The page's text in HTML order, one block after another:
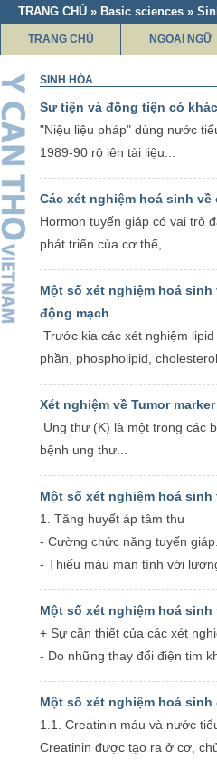
TRANG CHỦ » Basic sciences »
TRANG CHỦ NGOẠI NGỮ
SINH HÓA
Sư tiện và đồng tiện có
"Niệu liệu pháp" dùng nước
1989-90 rộ lên tài liệu...
Các xét nghiệm hoá sinh
Hormon tuyến giáp có vai trò
phát triển của cơ thể,...
Một số xét nghiệm hoá
động mạch
Trước kia các xét nghiệm
phần, phospholipid,
Xét nghiệm về Tumor
Ung thư (K) là một trong các
bệnh ung thư...
Một số xét nghiệm hoá
1. Tăng huyết áp tâm thu
- Cường chức năng tuyến giáp.
- Thiếu máu mạn tính với
Một số xét nghiệm hoá
+ Sự cần thiết của các xét
- Do những thay đổi điện tim
Một số xét nghiệm hoá
1.1. Creatinin máu và nước
Creatinin được tạo ra ở cơ,